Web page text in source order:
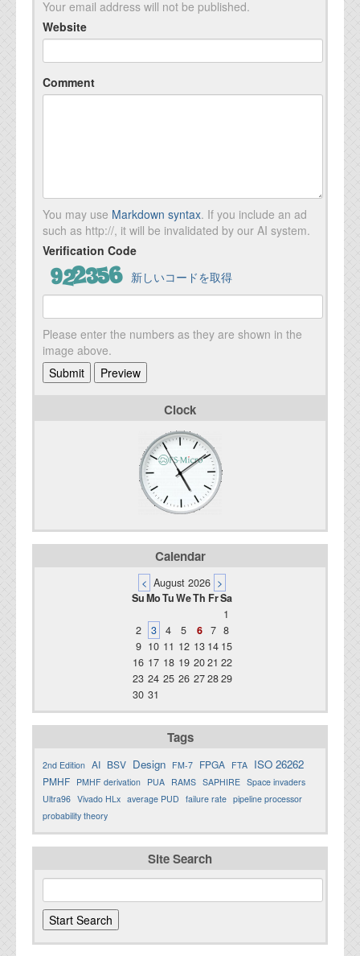
Your email address will not be published.
Website
Comment
You may use Markdown syntax. If you include an ad
such as http://, it will be invalidated by our AI system.
Verification Code
新しいコードを取得
Please enter the numbers as they are shown in the
image above.
Clock
Calendar
< August 2026 >
SuMoTuWeTh FrSa
1
2
3 4 5 6 7 8
9 10 11 12 13 14 15
16 17 18 19 2021 22
23 24 25 26 272829
30 31
Tags
2nd Edition AI BSV Design FM-7 FPGA FTA ISO 26262
PMHF PMHF derivation PUA RAMS SAPHIRE Space invaders
Ultra96 Vivado HLx average PUD failure rate pipeline processor
probability theory
Site Search